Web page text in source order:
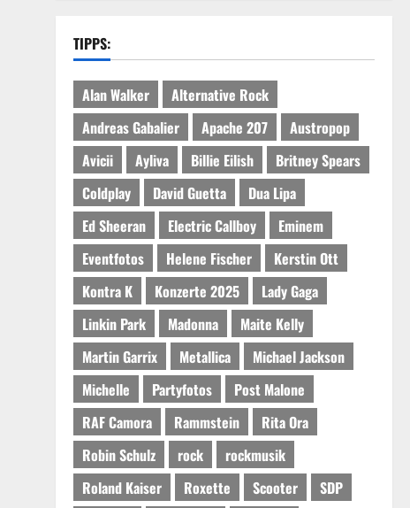
TIPPS:
Alan Walker
Alternative Rock
Andreas Gabalier
Apache 207
Austropop
Avicii
Ayliva Billie Eilish
Britney Spears
Coldplay
David Guetta
Dua Lipa
Ed Sheeran
Electric Callboy
Eminem
Eventfotos
Helene Fischer
Kerstin Ott
Kontra K
Konzerte 2025
Lady Gaga
Linkin Park
Madonna
Maite Kelly
Martin Garrix
Metallica
Michael Jackson
Michelle
Partyfotos
Post Malone
RAF Camora
Rammstein
Rita Ora
Robin Schulz
rock
rockmusik
Roland Kaiser
Roxette Scooter
SDP